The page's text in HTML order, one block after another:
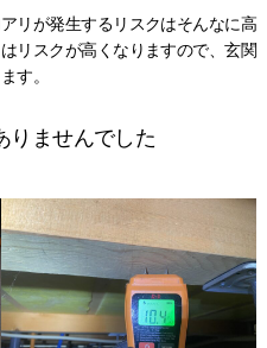
リが発生するリスクはそんなに高
リスクが高くなりますので、玄関
す。
りませんでした